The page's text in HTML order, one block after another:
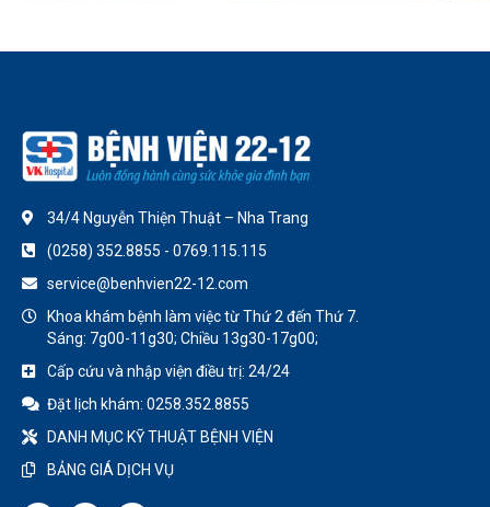
34/4 Nguyễn Thiện Thuật – Nha Trang
(0258) 352.8855 - 0769.115.115
service@benhvien22-12.com
Khoa khám bệnh làm việc từ Thứ 2 đến Thứ 7.
Sáng: 7g00-11g30; Chiều 13g30-17g00;
Cấp cứu và nhập viện điều trị: 24/24
Đặt lịch khám: 0258.352.8855
DANH MỤC KỸ THUẬT BỆNH VIỆN
BẢNG GIÁ DỊCH VỤ